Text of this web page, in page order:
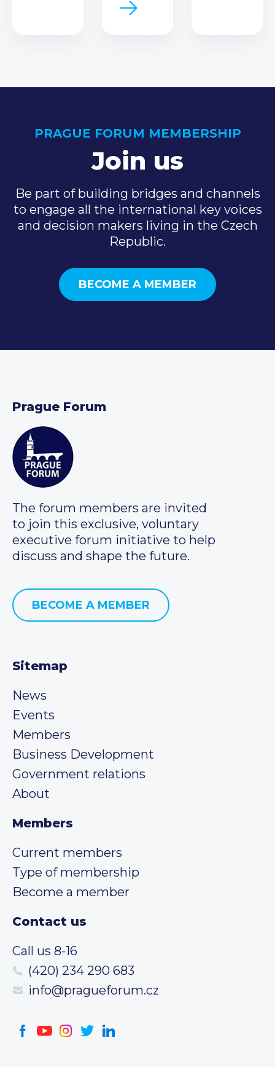
PRAGUE FORUM MEMBERSHIP
Join us
Be part of building bridges and channels
to engage all the international key voices
and decision makers living in the Czech
Republic.
BECOME A MEMBER
Prague Forum
The forum members are invited
to join this exclusive, voluntary
executive forum initiative to help
discuss and shape the future.
BECOME A MEMBER
Sitemap
News
Events
Members
Business Development
Government relations
About
Members
Current members
Type of membership
Become a member
Contact us
Call us 8-16
(420) 234 290 683
info@pragueforum.cz